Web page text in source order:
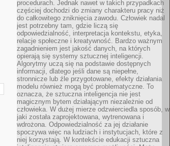
procedurach. Jednak nawet w takich przypadkach
częściej dochodzi do zmiany charakteru pracy niż
do całkowitego zniknięcia zawodu. Człowiek nadal
jest potrzebny tam, gdzie liczą się
odpowiedzialność, interpretacja kontekstu, etyka,
relacje społeczne i kreatywność. Bardzo ważnym
zagadnieniem jest jakość danych, na których
opierają się systemy sztucznej inteligencji.
Algorytmy uczą się na podstawie dostępnych
informacji, dlatego jeśli dane są niepełne,
stronnicze lub źle przygotowane, efekty działania
modelu również mogą być problematyczne. To
oznacza, że sztuczna inteligencja nie jest
magicznym bytem działającym niezależnie od
człowieka. W dużej mierze odzwierciedla sposób, w
jaki została zaprojektowana, wytrenowana i
wdrożona. Odpowiedzialność za jej działanie
spoczywa więc na ludziach i instytucjach, które z
niej korzystają. W kontekście edukacji sztuczna